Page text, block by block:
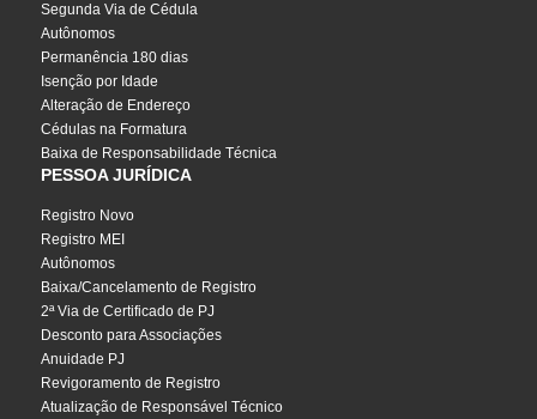
Segunda Via de Cédula
Autônomos
Permanência 180 dias
Isenção por Idade
Alteração de Endereço
Cédulas na Formatura
Baixa de Responsabilidade Técnica
PESSOA JURÍDICA
Registro Novo
Registro MEI
Autônomos
Baixa/Cancelamento de Registro
2ª Via de Certificado de PJ
Desconto para Associações
Anuidade PJ
Revigoramento de Registro
Atualização de Responsável Técnico